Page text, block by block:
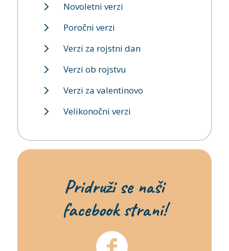
Novoletni verzi
Poročni verzi
Verzi za rojstni dan
Verzi ob rojstvu
Verzi za valentinovo
Velikonočni verzi
Pridruži se naši
facebook strani!